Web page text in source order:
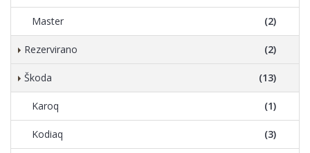
Master (2)
Rezervirano (2)
Škoda (13)
Karoq (1)
Kodiaq (3)